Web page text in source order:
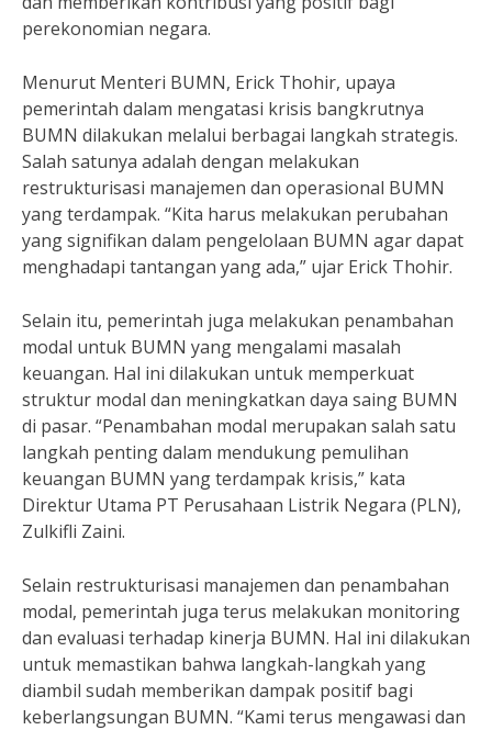
perekonomian negara.
Menurut Menteri BUMN, Erick Thohir, upaya
pemerintah dalam mengatasi krisis bangkrutnya
BUMN dilakukan melalui berbagai langkah strategis.
Salah satunya adalah dengan melakukan
restrukturisasi manajemen dan operasional BUMN
yang terdampak. “Kita harus melakukan perubahan
yang signifikan dalam pengelolaan BUMN agar dapat
menghadapi tantangan yang ada,” ujar Erick Thohir.
Selain itu, pemerintah juga melakukan penambahan
modal untuk BUMN yang mengalami masalah
keuangan. Hal ini dilakukan untuk memperkuat
struktur modal dan meningkatkan daya saing BUMN
di pasar. “Penambahan modal merupakan salah satu
langkah penting dalam mendukung pemulihan
keuangan BUMN yang terdampak krisis,” kata
Direktur Utama PT Perusahaan Listrik Negara (PLN),
Zulkifli Zaini.
Selain restrukturisasi manajemen dan penambahan
modal, pemerintah juga terus melakukan monitoring
dan evaluasi terhadap kinerja BUMN. Hal ini dilakukan
untuk memastikan bahwa langkah-langkah yang
diambil sudah memberikan dampak positif bagi
keberlangsungan BUMN. “Kami terus mengawasi dan